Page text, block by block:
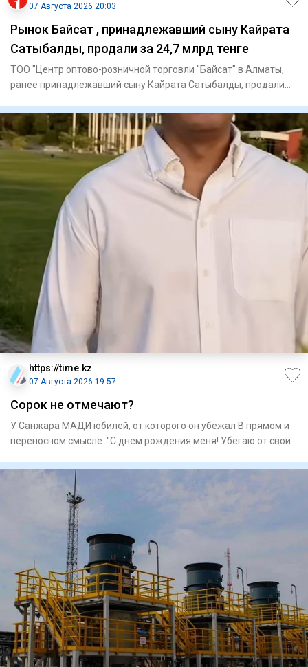
07 Августа 2026 20:03
Рынок Байсат , принадлежавший сыну Кайрата
Сатыбалды, продали за 24,7 млрд тенге
ТОО "Центр оптово-розничной торговли "Байсат" в Алматы,
ранее принадлежавший сыну Кайрата Сатыбалды, продали
https://time.kz
07 Августа 2026 19:57
Сорок не отмечают?
У Санжара МАДИ юбилей, от которого он убежал В прямом и
переносном смысле. "С днем рождения меня! Убегаю от своих